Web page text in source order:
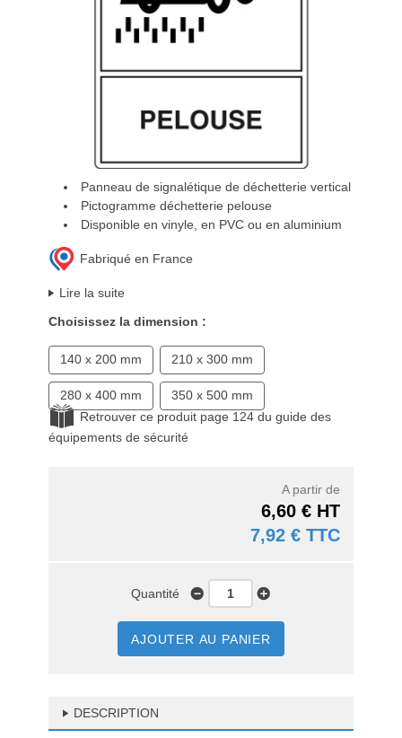
Panneau de signalétique de déchetterie vertical
Pictogramme déchetterie pelouse
Disponible en vinyle, en PVC ou en aluminium
Fabriqué en France
Lire la suite
Choisissez la dimension :
140 x 200 mm 210 x 300 mm
280 x 400 mm
350 x 500 mm
Retrouver ce produit page 124 du guide des
équipements de sécurité
A partir de
6,60 € HT
7,92 € TTC
Quantité
AJOUTER AU PANIER
DESCRIPTION